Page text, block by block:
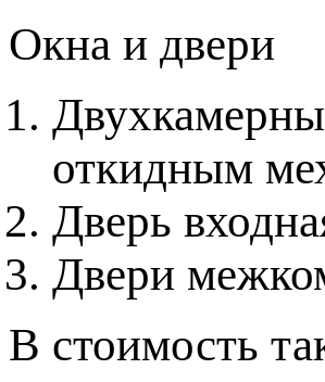
Окна и двери
откидным
Дверь
Двери
В стоимость